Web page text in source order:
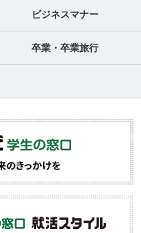
ビジネスマナー
卒業・卒業旅行